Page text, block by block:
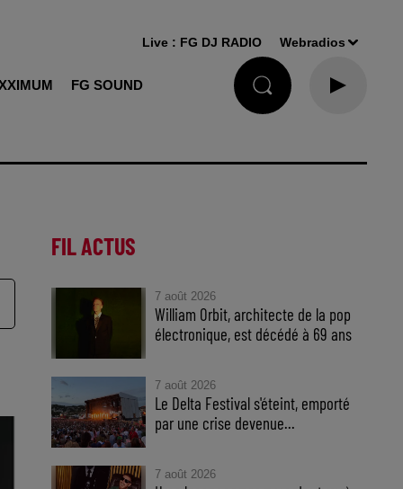
FG SOUND
Live : FG DJ RADIO Webradios
FIL ACTUS
7 août 2026
William Orbit, architecte de la pop
électronique, est décédé à 69 ans
7 août 2026
Le Delta Festival s'éteint, emporté
par une crise devenue...
7 août 2026